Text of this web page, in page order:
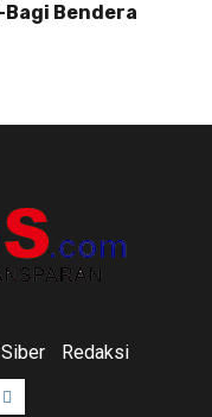
Bendera
Redaksi
Instagram